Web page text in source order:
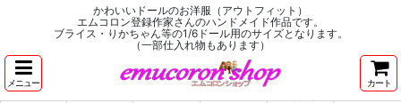
かわいいドールのお洋服（アウトフィット）
エムコロン登録作家さんのハンドメイド作品です。
ブライス・りかちゃん等の1/6ドール用のサイズとなります。
（一部仕入れ物もあります）
メニュー カート